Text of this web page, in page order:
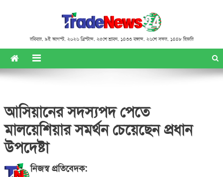
রবিবার, ৯ই আগস্ট, ২০২৬ খ্রিস্টাব্দ, ২৫শে শ্রাবণ, ১৪৩৩ বঙ্গাব্দ, ২৬শে সফর, ১৪৪৮ হিজরি
আসিয়ানের সদস্যপদ পেতে
মালয়েশিয়ার সমর্থন চেয়েছেন প্রধান
উপদেষ্টা
নিজস্ব প্রতিবেদক: